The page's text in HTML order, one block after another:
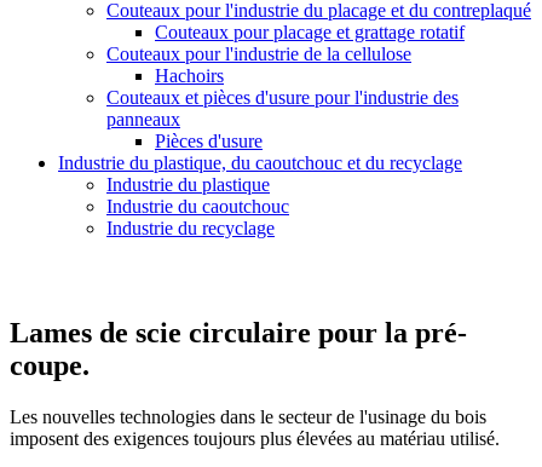
Couteaux pour l'industrie du placage et du contreplaqué
Couteaux pour placage et grattage rotatif
Couteaux pour l'industrie de la cellulose
Hachoirs
Couteaux et pièces d'usure pour l'industrie des
panneaux
Pièces d'usure
Industrie du plastique, du caoutchouc et du recyclage
Industrie du plastique
Industrie du caoutchouc
Industrie du recyclage
Lames de scie circulaire pour la pré-
coupe.
Les nouvelles technologies dans le secteur de l'usinage du bois
imposent des exigences toujours plus élevées au matériau utilisé.